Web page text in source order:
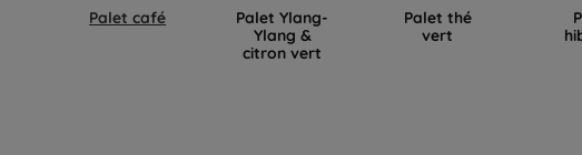
Palet café Palet Ylang-
Ylang &
citron vert
Palet thé
vert